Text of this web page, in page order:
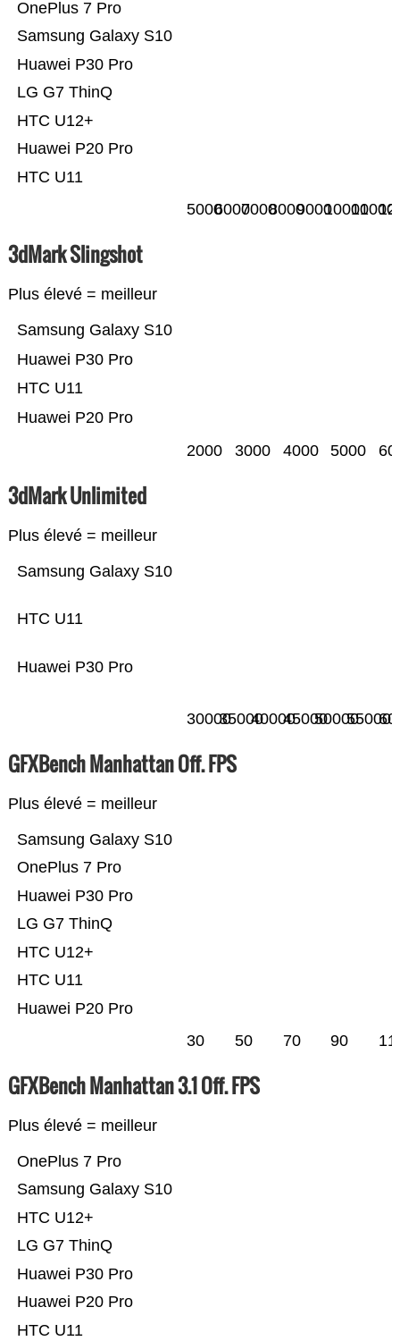
HTC U11
Huawei P20 Pro
HTC U12+
LG G7 ThinQ
Huawei P30 Pro
Samsung Galaxy S10
OnePlus 7 Pro
500060007000800090001000011000
3dMark Slingshot
Plus élevé = meilleur
Huawei P20 Pro
HTC U11
Huawei P30 Pro
Samsung Galaxy S10
2000 3000 4000 5000
3dMark Unlimited
Plus élevé = meilleur
Huawei P30 Pro
HTC U11
Samsung Galaxy S10
300003500040000450005000055000
GFXBench Manhattan Off. FPS
Plus élevé = meilleur
Huawei P20 Pro
HTC U11
HTC U12+
LG G7 ThinQ
Huawei P30 Pro
OnePlus 7 Pro
Samsung Galaxy S10
30 50 70 90
GFXBench Manhattan 3.1 Off. FPS
Plus élevé = meilleur
HTC U11
Huawei P20 Pro
Huawei P30 Pro
LG G7 ThinQ
HTC U12+
Samsung Galaxy S10
OnePlus 7 Pro